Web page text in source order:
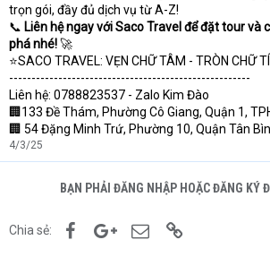
trọn gói, đầy đủ dịch vụ từ A-Z!
📞 Liên hệ ngay với Saco Travel để đặt tour và
phá nhé!🚀
⭐️SACO TRAVEL: VẸN CHỮ TÂM - TRÒN CHỮ
------------------------------------------------------
Liên hệ: 0788823537 - Zalo Kim Đào
🏢133 Đề Thám, Phường Cô Giang, Quận 1,
🏢 54 Đặng Minh Trứ, Phường 10, Quận Tân
4/3/25
BẠN PHẢI ĐĂNG NHẬP HOẶC ĐĂNG KÝ
Chia sẻ: FacebookGoogle+Email